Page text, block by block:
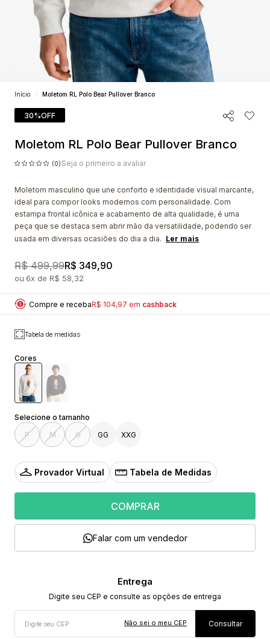
Início Moletom RL Polo Bear Pullover Branco
30%OFF
Moletom RL Polo Bear Pullover Branco
(0) Seja o primeiro a avaliar
Moletom masculino que une conforto e identidade visual marcante,
ideal para compor looks modernos com personalidade. Com
estampa frontal icônica e acabamento de alta qualidade, é uma
peça que se destaca sem abrir mão da versatilidade, podendo ser
usada em diversas ocasiões do dia a dia. Ler mais
R$ 499,99R$ 349,90
6x R$ 58,32
Compre e recebaR$ 104,97 em cashback
Tabela de medidas
Cores
P M G GG XXG
Provador Virtual Tabela de Medidas
COMPRAR
Falar com um vendedor
Não sei o meu CEP